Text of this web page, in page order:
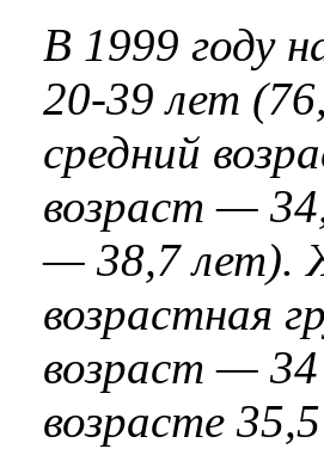
В 1999 году
20-39 лет
средний
возраст —
— 38,7 лет).
возрастная
возраст —
возрасте